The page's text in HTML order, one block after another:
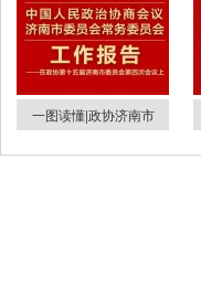
一图读懂|政协济南市